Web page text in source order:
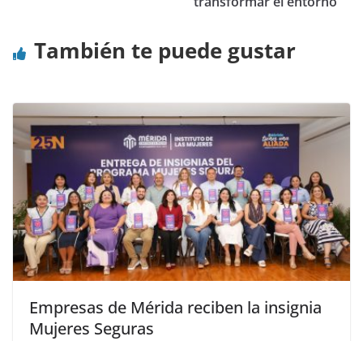
También te puede gustar
Empresas de Mérida reciben la insignia
Mujeres Seguras